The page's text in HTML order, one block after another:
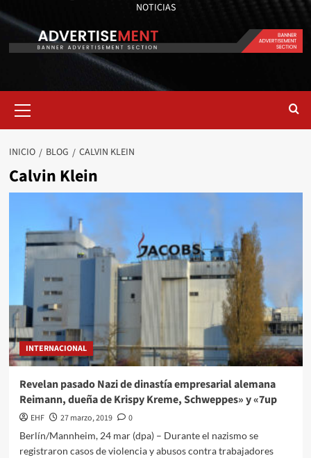
NOTICIAS
INICIO BLOG CALVIN KLEIN
Calvin Klein
INTERNACIONAL
Revelan pasado Nazi de dinastía empresarial alemana
Reimann, dueña de Krispy Kreme, Schweppes» y «7up
EHF 27 marzo, 2019
0
Berlín/Mannheim, 24 mar (dpa) – Durante el nazismo se
registraron casos de violencia y abusos contra trabajadores